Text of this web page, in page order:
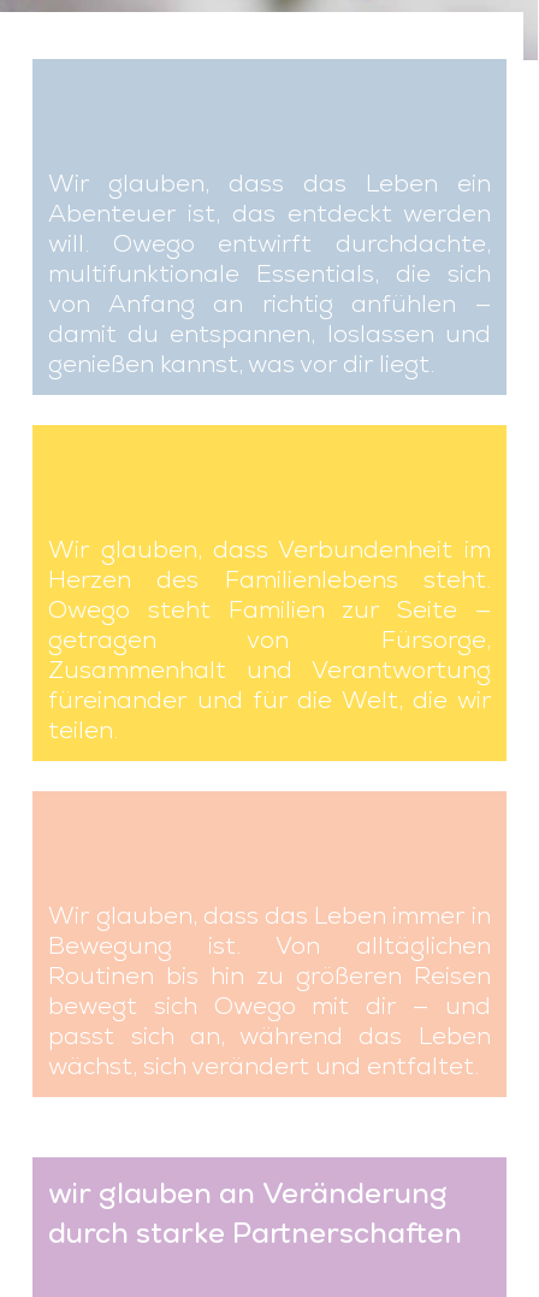
Wir glauben, dass das Leben ein
Abenteuer ist, das entdeckt werden
will. Owego entwirft durchdachte,
multifunktionale Essentials, die sich
von Anfang an richtig anfühlen —
damit du entspannen, loslassen und
genießen kannst, was vor dir liegt.
Wir glauben, dass Verbundenheit im
Herzen des Familienlebens steht.
Owego steht Familien zur Seite —
getragen von Fürsorge,
Zusammenhalt und Verantwortung
füreinander und für die Welt, die wir
teilen.
Wir glauben, dass das Leben immer in
Bewegung ist. Von alltäglichen
Routinen bis hin zu größeren Reisen
bewegt sich Owego mit dir — und
passt sich an, während das Leben
wächst, sich verändert und entfaltet.
wir glauben an Veränderung
durch starke Partnerschaften